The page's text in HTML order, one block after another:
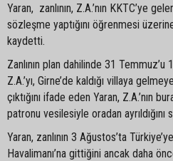
Yaran, zanlının, Z.A.’nın KKTC’ye
sözleşme yaptığını öğrenmesi
kaydetti.
Zanlının plan dahilinde 31
Z.A.’yı, Girne’de kaldığı villaya
çıktığını ifade eden Yaran, Z.A.’nın
patronu vesilesiyle oradan ayrıldığını
Yaran, zanlının 3 Ağustos’ta
Havalimanı’na gittiğini ancak daha